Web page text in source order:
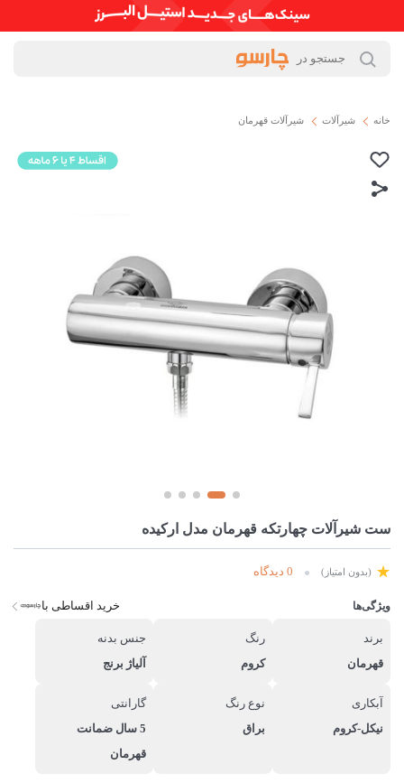
خانه شیرآلات شیرآلات قهرمان
ست شیرآلات چهارتکه قهرمان مدل ارکیده
(بدون امتیاز) 0 دیدگاه
ویژگی‌ها خرید اقساطی با
برند
قهرمان
رنگ
کروم
جنس بدنه
آلیاژ برنج
آبکاری
نیکل-کروم
نوع رنگ
براق
گارانتی
5 سال ضمانت
قهرمان